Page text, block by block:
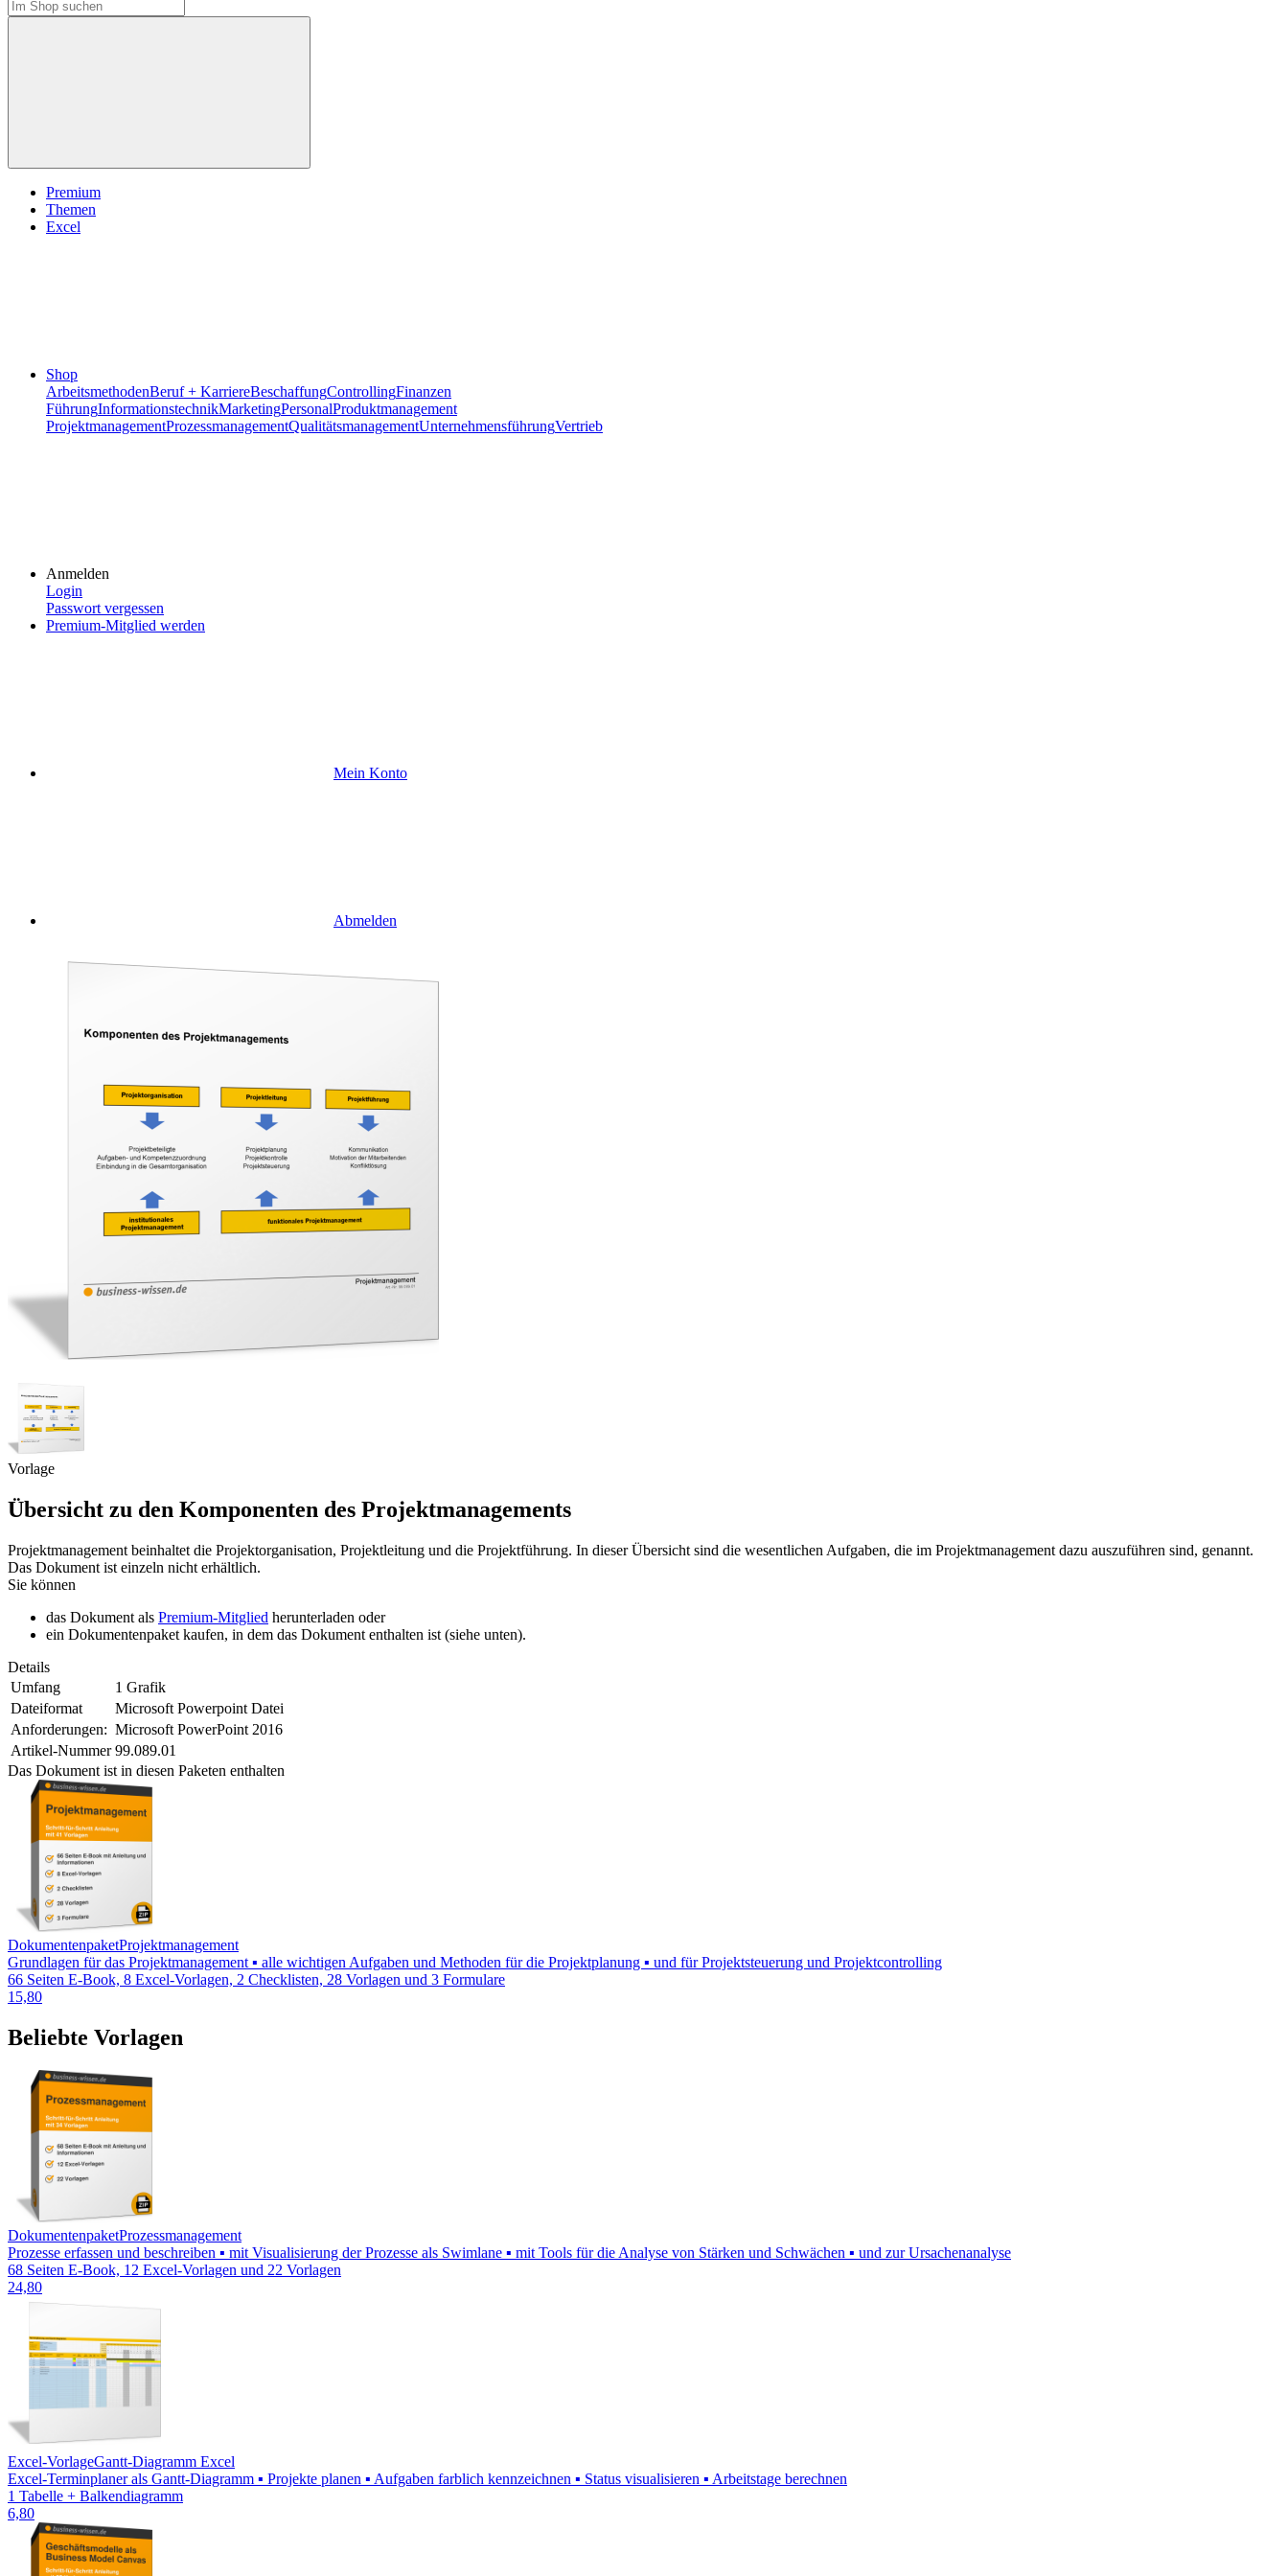
Premium
Themen
Excel
Shop
ArbeitsmethodenBeruf + KarriereBeschaffungControllingFinanzen
FührungInformationstechnikMarketingPersonalProduktmanagement
ProjektmanagementProzessmanagementQualitätsmanagementUnternehmensführungVertrieb
Anmelden
Login
Passwort vergessen
Premium-Mitglied werden
Mein Konto
Abmelden
Vorlage
Übersicht zu den Komponenten des Projektmanagements
Projektmanagement beinhaltet die Projektorganisation, Projektleitung und die Projektführung. In dieser Übersicht sind die wesentlichen Aufgaben, die im Projektmanagement dazu auszuführen sind, genannt.
Das Dokument ist einzeln nicht erhältlich.
Sie können
das Dokument als Premium-Mitglied herunterladen oder
ein Dokumentenpaket kaufen, in dem das Dokument enthalten ist (siehe unten).
Details
Umfang
1 Grafik
Dateiformat
Microsoft Powerpoint Datei
Anforderungen: Microsoft PowerPoint 2016
Artikel-Nummer 99.089.01
Das Dokument ist in diesen Paketen enthalten
DokumentenpaketProjektmanagement
Grundlagen für das Projektmanagement ▪ alle wichtigen Aufgaben und Methoden für die Projektplanung ▪ und für Projektsteuerung und Projektcontrolling
66 Seiten E-Book, 8 Excel-Vorlagen, 2 Checklisten, 28 Vorlagen und 3 Formulare
15,80
Beliebte Vorlagen
DokumentenpaketProzessmanagement
Prozesse erfassen und beschreiben ▪ mit Visualisierung der Prozesse als Swimlane ▪ mit Tools für die Analyse von Stärken und Schwächen ▪ und zur Ursachenanalyse
68 Seiten E-Book, 12 Excel-Vorlagen und 22 Vorlagen
24,80
Excel-VorlageGantt-Diagramm Excel
Excel-Terminplaner als Gantt-Diagramm ▪ Projekte planen ▪ Aufgaben farblich kennzeichnen ▪ Status visualisieren ▪ Arbeitstage berechnen
1 Tabelle + Balkendiagramm
6,80